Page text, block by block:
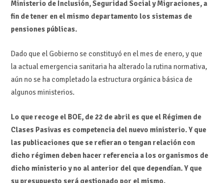
Ministerio de Inclusión, Seguridad Social y Migraciones, a
fin de tener en el mismo departamento los sistemas de
pensiones públicas.
Dado que el Gobierno se constituyó en el mes de enero, y que
la actual emergencia sanitaria ha alterado la rutina normativa,
aún no se ha completado la estructura orgánica básica de
algunos ministerios.
Lo que recoge el BOE, de 22 de abril es que el Régimen de
Clases Pasivas es competencia del nuevo ministerio. Y que
las publicaciones que se refieran o tengan relación con
dicho régimen deben hacer referencia a los organismos de
dicho ministerio y no al anterior del que dependían. Y que